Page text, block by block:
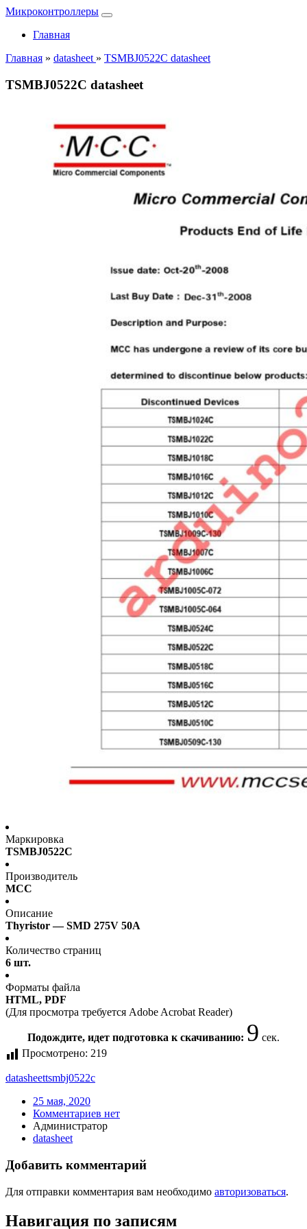
Микроконтроллеры
Главная
Главная » datasheet » TSMBJ0522C datasheet
TSMBJ0522C datasheet
Маркировка
TSMBJ0522C
Производитель
MCC
Описание
Thyristor — SMD 275V 50A
Количество страниц
6 шт.
Форматы файла
HTML, PDF
(Для просмотра требуется Adobe Acrobat Reader)
Подождите, идет подготовка к скачиванию: 9 сек.
Просмотрено: 219
datasheettsmbj0522c
25 мая, 2020
Комментариев нет
Администратор
datasheet
Добавить комментарий
Для отправки комментария вам необходимо авторизоваться.
Навигация по записям